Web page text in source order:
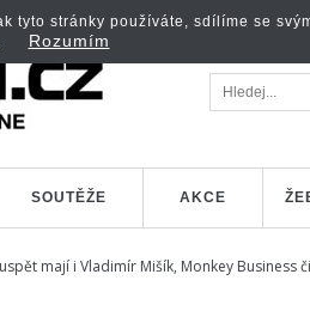
SOUTĚŽE AKCE
mají i Vladimír Mišík, Monkey Business
stránky používáte, sdílíme se
Rozumím